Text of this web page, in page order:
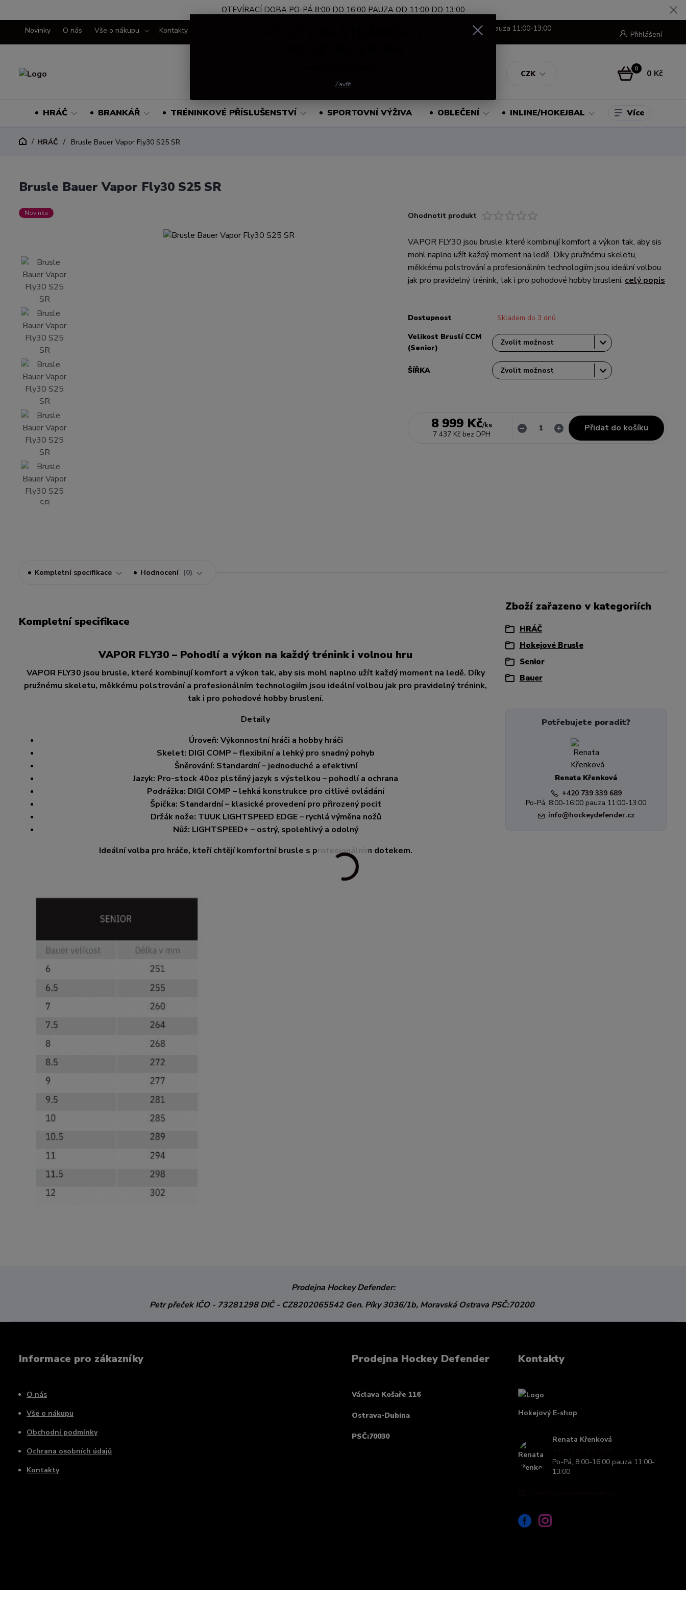
OTEVÍRACÍ DOBA PO-PÁ 8:00 DO 16:00 PAUZA OD 11:00 DO 13:00
Novinky O nás Vše o nákupu Kontakty
CZK
Přihlášení
Po-Pá, 8:00-16:00 pauza 11:00-13:00
0 0 Kč
HRÁČ BRANKÁŘ TRÉNINKOVÉ PŘÍSLUŠENSTVÍ SPORTOVNÍ VÝŽIVA OBLEČENÍ INLINE/HOKEJBAL Více
HRÁČ Brusle Bauer Vapor Fly30 S25 SR
Brusle Bauer Vapor Fly30 S25 SR
Novinka Ohodnotit produkt
VAPOR FLY30 jsou brusle, které kombinují komfort a výkon tak, aby sis
mohl naplno užít každý moment na ledě. Díky pružnému skeletu,
měkkému polstrování a profesionálním technologiím jsou ideální volbou
jak pro pravidelný trénink, tak i pro pohodové hobby bruslení. celý popis
Dostupnost
Skladem do 3 dnů
Velikost Bruslí CCM
(Senior)
ŠÍŘKA
8 999 Kč/ks
7 437 Kč bez DPH
Přidat do košíku
Kompletní specifikace Hodnocení 0
Kompletní specifikace
VAPOR FLY30 – Pohodlí a výkon na každý trénink i volnou hru
VAPOR FLY30 jsou brusle, které kombinují komfort a výkon tak, aby sis mohl naplno užít každý moment na ledě. Díky
pružnému skeletu, měkkému polstrování a profesionálním technologiím jsou ideální volbou jak pro pravidelný trénink,
tak i pro pohodové hobby bruslení.
Detaily
Úroveň: Výkonnostní hráči a hobby hráči
Skelet: DIGI COMP – flexibilní a lehký pro snadný pohyb
Šněrování: Standardní – jednoduché a efektivní
Jazyk: Pro-stock 40oz plstěný jazyk s výstelkou – pohodlí a ochrana
Podrážka: DIGI COMP – lehká konstrukce pro citlivé ovládání
Špička: Standardní – klasické provedení pro přirozený pocit
Držák nože: TUUK LIGHTSPEED EDGE – rychlá výměna nožů
Nůž: LIGHTSPEED+ – ostrý, spolehlivý a odolný
Ideální volba pro hráče, kteří chtějí komfortní brusle s profesionálním dotekem.
Zboží zařazeno v kategoriích
HRÁČ
Hokejové Brusle
Senior
Bauer
Potřebujete poradit?
Renata Křenková
+420 739 339 689
Po-Pá, 8:00-16:00 pauza 11:00-13:00
info@hockeydefender.cz
Prodejna Hockey Defender:
Petr přečekIČO - 73281298DIČ - CZ8202065542 Gen. Píky 3036/1b, Moravská Ostrava PSČ:70200
Informace pro zákazníky
O nás
Vše o nákupu
Obchodní podmínky
Ochrana osobních údajů
Kontakty
Prodejna Hockey Defender
Václava Košaře 116
Ostrava-Dubina
PSČ:70030
Kontakty
Hokejový E-shop
Renata Křenková
Po-Pá, 8:00-16:00 pauza 11:00-
13:00
Zavřít